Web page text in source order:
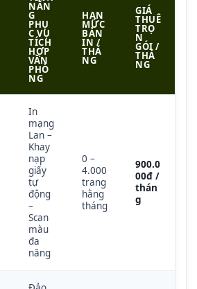
NĂN
G
PHỤ
C VỤ
TÍCH
HỢP
VĂN
PHÒ
NG
HẠN
MỨC
BẢN
IN /
THÁ
NG
GIÁ
THUÊ
TRỌ
N
GÓI /
THÁ
NG
In
mạng
Lan –
Khay
nạp
giấy
tự
động
–
Scan
màu
đa
năng
0 –
4.000
trang
hằng
tháng
900.0
00đ /
thán
g